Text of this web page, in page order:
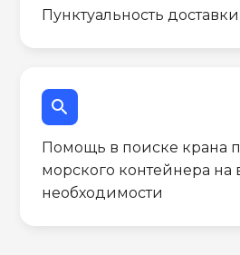
Пунктуальность доставки
search
Помощь в поиске крана
морского контейнера на
необходимости